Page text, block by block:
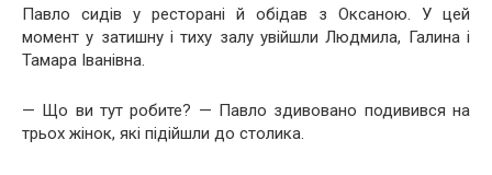
Павло сидів у ресторані й обідав з Оксаною. У цей
момент у затишну і тиху залу увійшли Людмила, Галина і
Тамара Іванівна.
— Що ви тут робите? — Павло здивовано подивився на
трьох жінок, які підійшли до столика.